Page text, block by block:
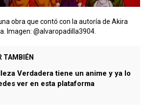
obra que contó con la autoría de Akira
Imagen: @alvaropadilla3904.
TAMBIÉN
Verdadera tiene un anime y ya lo
ver en esta plataforma